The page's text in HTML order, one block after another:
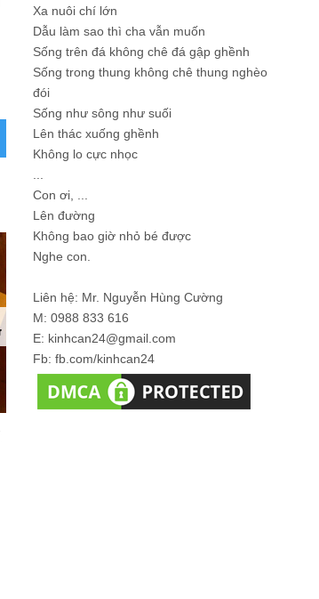
Xa nuôi chí lớn
Dẫu làm sao thì cha vẫn muốn
Sống trên đá không chê đá gập ghềnh
Sống trong thung không chê thung nghèo
đói
Sống như sông như suối
Lên thác xuống ghềnh
Không lo cực nhọc
Con ơi, ...
Lên đường
Không bao giờ nhỏ bé được
Nghe con.
Liên hệ: Mr. Nguyễn Hùng Cường
M: 0988 833 616
E: kinhcan24@gmail.com
Fb: fb.com/kinhcan24